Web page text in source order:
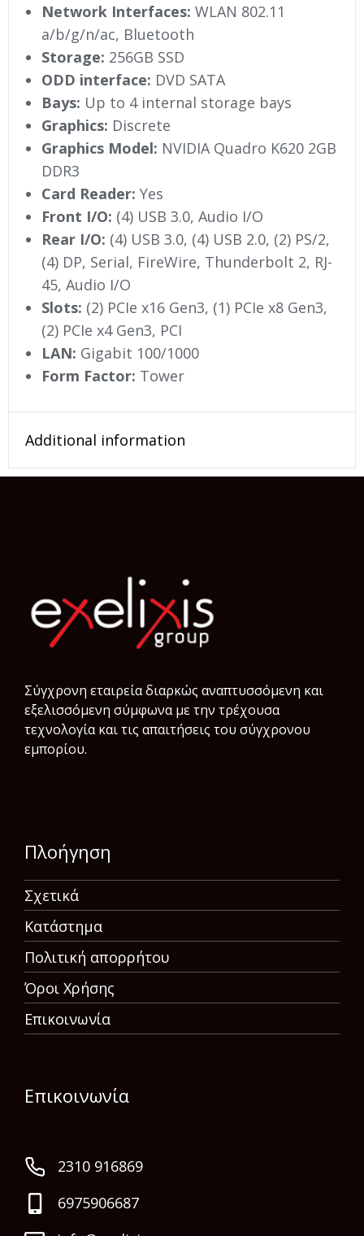
Network Interfaces: WLAN 802.11
a/b/g/n/ac, Bluetooth
Storage: 256GB SSD
ODD interface: DVD SATA
Bays: Up to 4 internal storage bays
Graphics: Discrete
Graphics Model: NVIDIA Quadro K620 2GB
DDR3
Card Reader: Yes
Front I/O: (4) USB 3.0, Audio I/O
Rear I/O: (4) USB 3.0, (4) USB 2.0, (2) PS/2,
(4) DP, Serial, FireWire, Thunderbolt 2, RJ-
45, Audio I/O
Slots: (2) PCIe x16 Gen3, (1) PCIe x8 Gen3,
(2) PCIe x4 Gen3, PCI
LAN: Gigabit 100/1000
Form Factor: Tower
Additional information
Σύγχρονη εταιρεία διαρκώς αναπτυσσόμενη και
εξελισσόμενη σύμφωνα µε την τρέχουσα
τεχνολογία και τις απαιτήσεις του σύγχρονου
εμπορίου.
Πλοήγηση
Σχετικά
Κατάστημα
Πολιτική απορρήτου
Όροι Χρήσης
Επικοινωνία
Επικοινωνία
2310 916869
6975906687